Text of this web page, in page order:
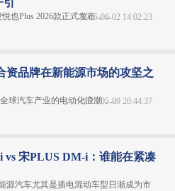
也Plus 2026款正式发布，...2025-06-02 14:02:23
资品牌在新能源市场的攻坚之
球汽车产业的电动化浪潮，...2025-05-09 20:44:37
vs 宋PLUS DM-i：谁能在紧凑
源汽车尤其是插电混动车型日渐成为市